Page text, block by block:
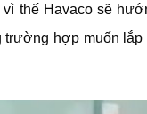
thế Havaco sẽ
hợp muốn lắp